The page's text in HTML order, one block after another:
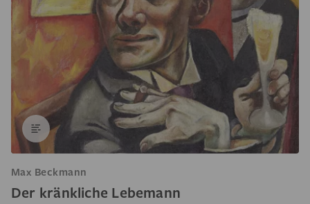
Max Beckmann
Der kränkliche Lebemann